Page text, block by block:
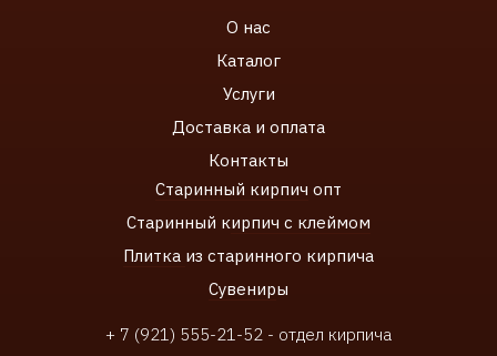
О нас
Каталог
Услуги
Доставка и оплата
Контакты
Старинный кирпич опт
Старинный кирпич с клеймом
Плитка из старинного кирпича
Сувениры
+ 7 (921) 555-21-52 - отдел кирпича